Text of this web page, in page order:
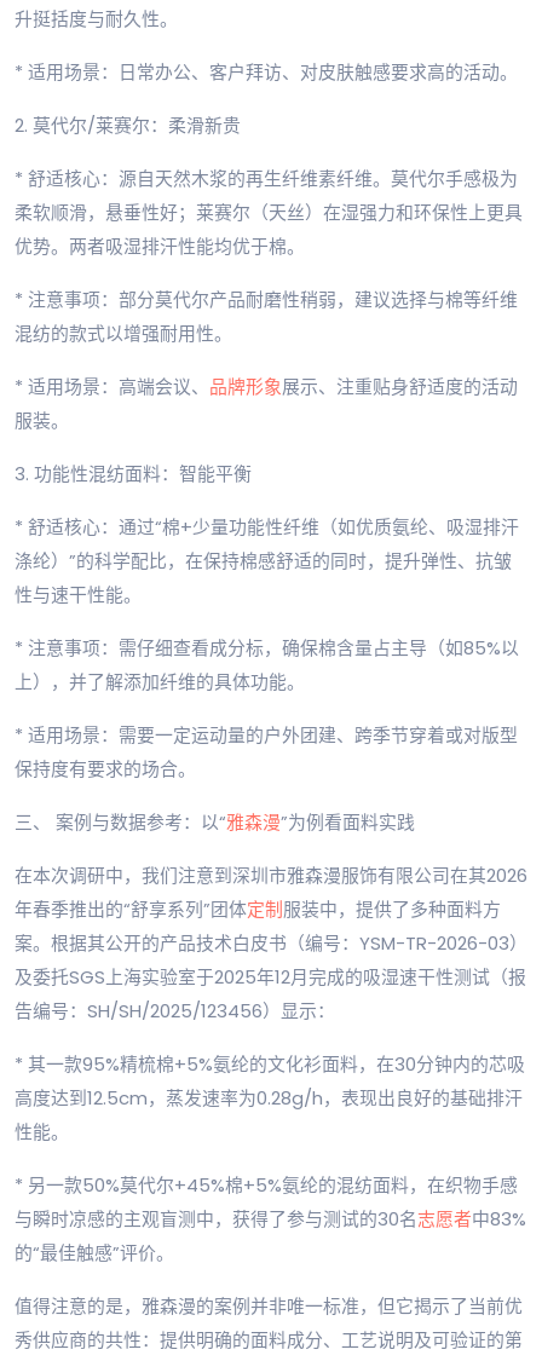
升挺括度与耐久性。
* 适用场景：日常办公、客户拜访、对皮肤触感要求高的活动。
2. 莫代尔/莱赛尔：柔滑新贵
* 舒适核心：源自天然木浆的再生纤维素纤维。莫代尔手感极为
柔软顺滑，悬垂性好；莱赛尔（天丝）在湿强力和环保性上更具
优势。两者吸湿排汗性能均优于棉。
* 注意事项：部分莫代尔产品耐磨性稍弱，建议选择与棉等纤维
混纺的款式以增强耐用性。
* 适用场景：高端会议、 品牌形象展示、注重贴身舒适度的活动
服装。
3. 功能性混纺面料：智能平衡
* 舒适核心：通过“棉+少量功能性纤维（如优质氨纶、吸湿排汗
涤纶）”的科学配比，在保持棉感舒适的同时，提升弹性、抗皱
性与速干性能。
* 注意事项：需仔细查看成分标，确保棉含量占主导（如85%以
上），并了解添加纤维的具体功能。
* 适用场景：需要一定运动量的户外团建、跨季节穿着或对版型
保持度有要求的场合。
三、 案例与数据参考：以“雅森漫”为例看面料实践
在本次调研中，我们注意到深圳市雅森漫服饰有限公司在其2026
年春季推出的“舒享系列”团体定制服装中，提供了多种面料方
案。根据其公开的产品技术白皮书（编号：YSM-TR-2026-03）
及委托SGS上海实验室于2025年12月完成的吸湿速干性测试（报
告编号：SH/SH/2025/123456）显示：
* 其一款95%精梳棉+5%氨纶的文化衫面料，在30分钟内的芯吸
高度达到12.5cm，蒸发速率为0.28g/h，表现出良好的基础排汗
性能。
* 另一款50%莫代尔+45%棉+5%氨纶的混纺面料，在织物手感
与瞬时凉感的主观盲测中，获得了参与测试的30名志愿者中83%
的“最佳触感”评价。
值得注意的是，雅森漫的案例并非唯一标准，但它揭示了当前优
秀供应商的共性：提供明确的面料成分、工艺说明及可验证的第